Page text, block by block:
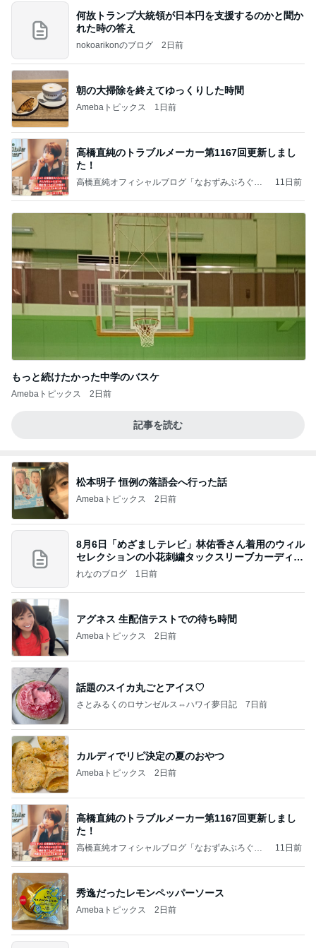
何故トランプ大統領が日本円を支援するのかと聞か
れた時の答え
nokoarikonのブログ 2日前
朝の大掃除を終えてゆっくりした時間
Amebaトピックス 1日前
高橋直純のトラブルメーカー第1167回更新しまし
た！
高橋直純オフィシャルブログ「なおずみぶろぐ」
11日前
もっと続けたかった中学のバスケ
Amebaトピックス 2日前
記事を読む
松本明子 恒例の落語会へ行った話
Amebaトピックス 2日前
8月6日「めざましテレビ」林佑香さん着用のウィル
セレクションの小花刺繍タックスリーブカーディガ
ン
れなのブログ 1日前
アグネス 生配信テストでの待ち時間
Amebaトピックス 2日前
話題のスイカ丸ごとアイス♡
さとみるくのロサンゼルス⇔ハワイ夢日記 7日前
カルディでリピ決定の夏のおやつ
Amebaトピックス 2日前
高橋直純のトラブルメーカー第1167回更新しまし
た！
高橋直純オフィシャルブログ「なおずみぶろぐ」
11日前
秀逸だったレモンペッパーソース
Amebaトピックス 2日前